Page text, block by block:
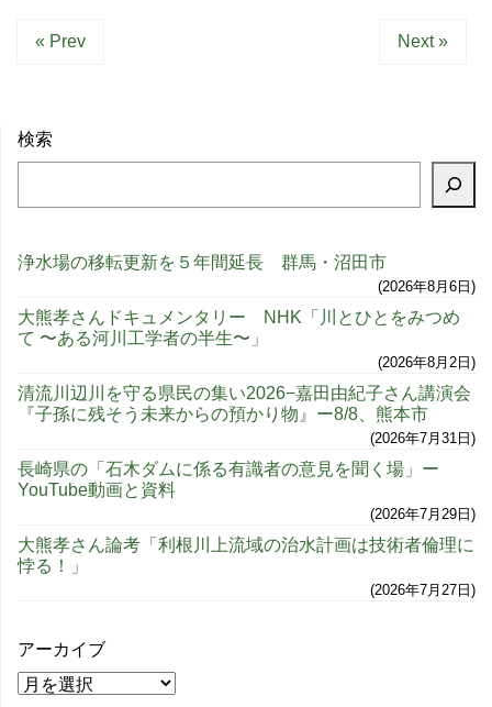
« Prev Next »
検索
浄水場の移転更新を５年間延長 群馬・沼田市
2026年8月6日
大熊孝さんドキュメンタリー NHK「川とひとをみつめ
て 〜ある河川工学者の半生〜」
2026年8月2日
清流川辺川を守る県民の集い2026−嘉田由紀子さん講演会
『子孫に残そう未来からの預かり物』ー8/8、熊本市
2026年7月31日
長崎県の「石木ダムに係る有識者の意見を聞く場」ー
YouTube動画と資料
2026年7月29日
大熊孝さん論考「利根川上流域の治水計画は技術者倫理に
悖る！」
2026年7月27日
アーカイブ